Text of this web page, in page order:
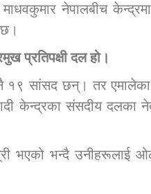
नेपालबीच
प्रतिपक्षी दल हो।
सांसद छन्। तर एमालेका
केन्द्रका संसदीय दलका
भएको भन्दै